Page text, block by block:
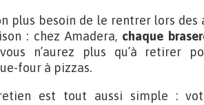
plus besoin de le rentrer lors
: chez Amadera, chaque
n’aurez plus qu’à retirer
four à pizzas.
est tout aussi simple :